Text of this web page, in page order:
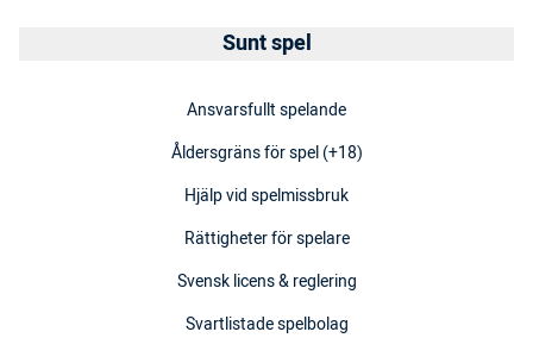
Sunt spel
Ansvarsfullt spelande
Åldersgräns för spel (+18)
Hjälp vid spelmissbruk
Rättigheter för spelare
Svensk licens & reglering
Svartlistade spelbolag